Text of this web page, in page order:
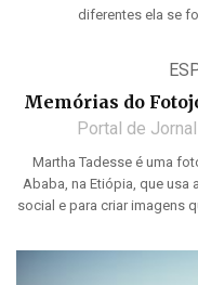
diferentes ela se
Memórias do
Portal de
Martha Tadesse é uma
Ababa, na Etiópia, que
social e para criar imagens